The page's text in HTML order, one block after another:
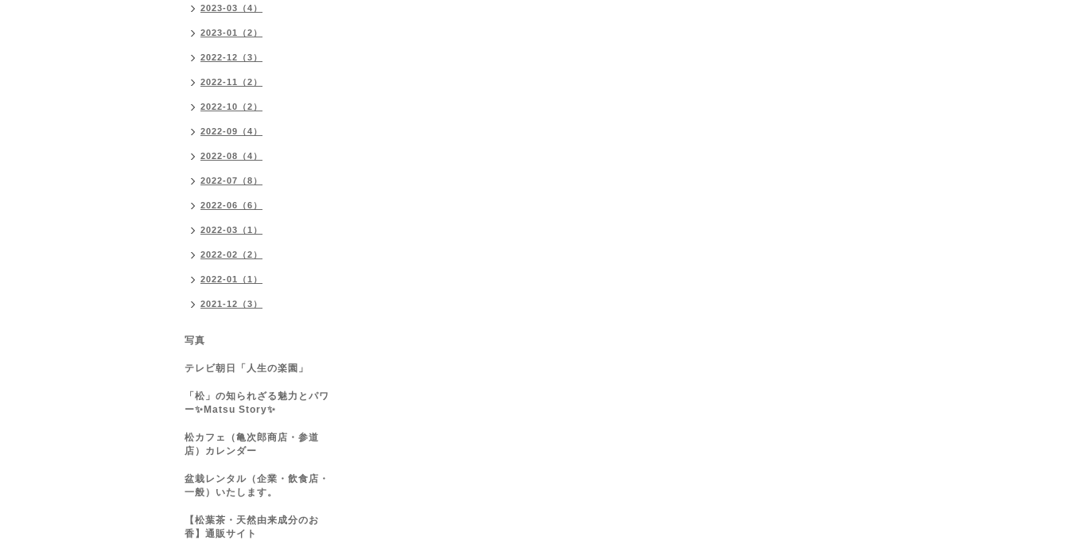
2023-03（4）
2023-01（2）
2022-12（3）
2022-11（2）
2022-10（2）
2022-09（4）
2022-08（4）
2022-07（8）
2022-06（6）
2022-03（1）
2022-02（2）
2022-01（1）
2021-12（3）
写真
テレビ朝日「人生の楽園」
「松」の知られざる魅力とパワ
ー✨Matsu Story✨
松カフェ（亀次郎商店・参道
店）カレンダー
盆栽レンタル（企業・飲食店・
一般）いたします。
【松葉茶・天然由来成分のお
香】通販サイト